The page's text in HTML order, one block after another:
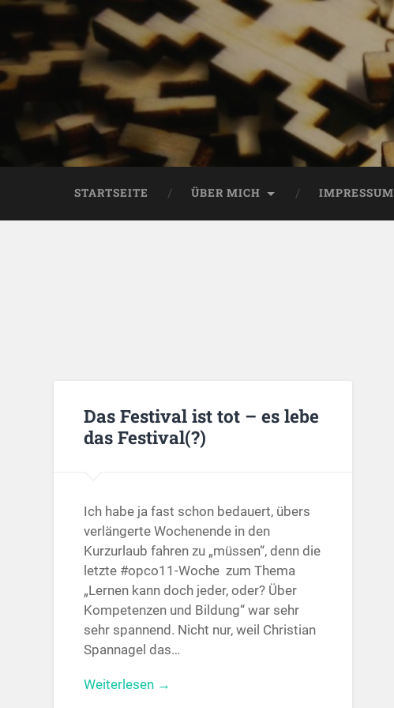
STARTSEITE ÜBER MICH IMPRESSUM
Das Festival ist tot – es lebe
das Festival(?)
Ich habe ja fast schon bedauert, übers
verlängerte Wochenende in den
Kurzurlaub fahren zu „müssen“, denn die
letzte #opco11-Woche zum Thema
„Lernen kann doch jeder, oder? Über
Kompetenzen und Bildung“ war sehr
sehr spannend. Nicht nur, weil Christian
Spannagel das…
Weiterlesen →